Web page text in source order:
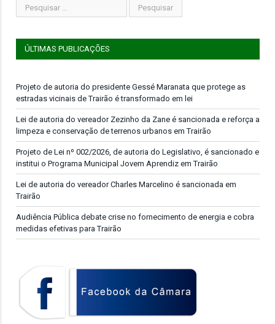
ÚLTIMAS PUBLICAÇÕES
Projeto de autoria do presidente Gessé Maranata que protege as
estradas vicinais de Trairão é transformado em lei
Lei de autoria do vereador Zezinho da Zane é sancionada e reforça a
limpeza e conservação de terrenos urbanos em Trairão
Projeto de Lei nº 002/2026, de autoria do Legislativo, é sancionado e
institui o Programa Municipal Jovem Aprendiz em Trairão
Lei de autoria do vereador Charles Marcelino é sancionada em
Trairão
Audiência Pública debate crise no fornecimento de energia e cobra
medidas efetivas para Trairão